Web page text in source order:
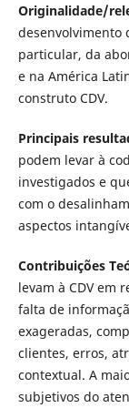
Originalidade/
desenvolvimento
particular, da
e na América
construto CDV.
Principais
podem levar à
investigados e
com o
aspectos
Contribuições
levam à CDV em
falta de
exageradas,
clientes, erros,
contextual. A
subjetivos do